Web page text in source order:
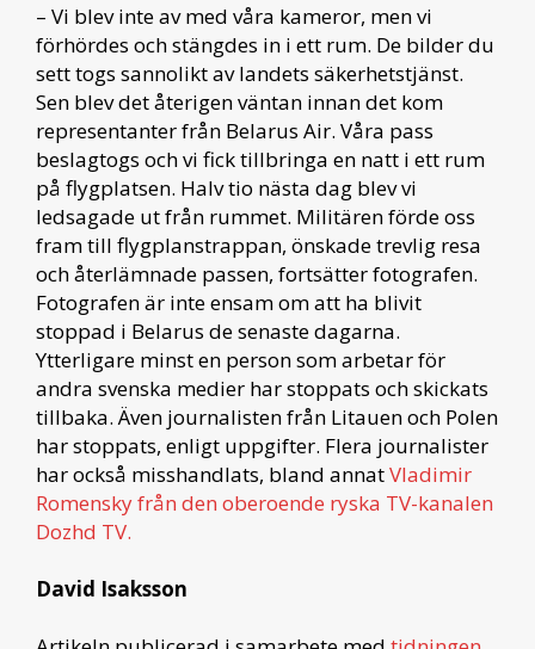
– Vi blev inte av med våra kameror, men vi
förhördes och stängdes in i ett rum. De bilder du
sett togs sannolikt av landets säkerhetstjänst.
Sen blev det återigen väntan innan det kom
representanter från Belarus Air. Våra pass
beslagtogs och vi fick tillbringa en natt i ett rum
på flygplatsen. Halv tio nästa dag blev vi
ledsagade ut från rummet. Militären förde oss
fram till flygplanstrappan, önskade trevlig resa
och återlämnade passen, fortsätter fotografen.
Fotografen är inte ensam om att ha blivit
stoppad i Belarus de senaste dagarna.
Ytterligare minst en person som arbetar för
andra svenska medier har stoppats och skickats
tillbaka. Även journalisten från Litauen och Polen
har stoppats, enligt uppgifter. Flera journalister
har också misshandlats, bland annatVladimir
Romensky från den oberoende ryska TV-kanalen
Dozhd TV.
David Isaksson